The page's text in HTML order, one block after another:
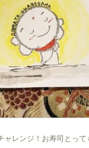
レンジ！お寿司とって